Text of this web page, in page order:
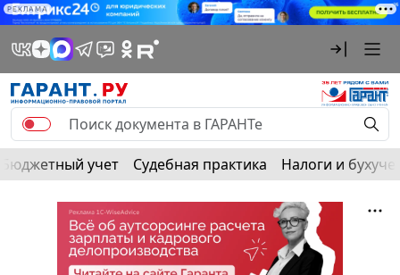
РЕКЛАМА
Бюджетный учет Судебная практика Налоги и